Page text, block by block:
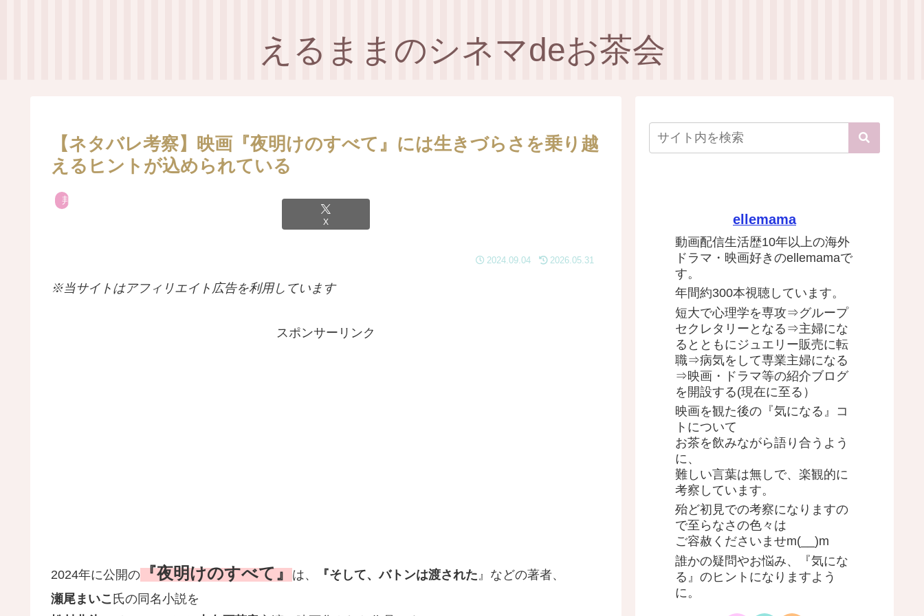
えるままのシネマdeお茶会
【ネタバレ考察】映画『夜明けのすべて』には生きづらさを乗り越
えるヒントが込められている
邦画
X
2024.09.04 2026.05.31
※当サイトはアフィリエイト広告を利用しています
スポンサーリンク
2024年に公開の『夜明けのすべて』は、 『そして、バトンは渡された 』などの著者、
瀬尾まいこ 氏の同名小説を
ellemama
動画配信生活歴10年以上の海外
ドラマ・映画好きのellemamaで
す。
年間約300本視聴しています。
短大で心理学を専攻⇒グループ
セクレタリーとなる⇒主婦にな
るとともにジュエリー販売に転
職⇒病気をして専業主婦になる
⇒映画・ドラマ等の紹介ブログ
を開設する(現在に至る）
映画を観た後の『気になる』コ
トについて
お茶を飲みながら語り合うよう
に、
難しい言葉は無しで、楽観的に
考察しています。
殆ど初見での考察になりますの
で至らなさの色々は
ご容赦くださいませm(__)m
誰かの疑問やお悩み、『気にな
る』のヒントになりますよう
に。